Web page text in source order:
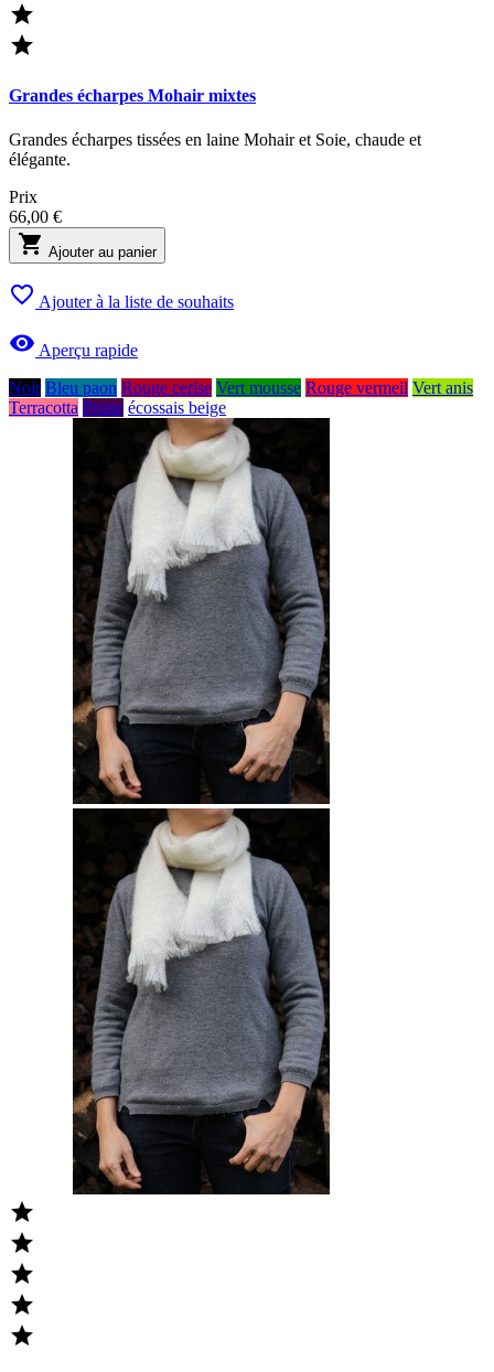


Grandes écharpes Mohair mixtes
Grandes écharpes tissées en laine Mohair et Soie, chaude et
élégante.
Prix
66,00 €
 Ajouter au panier
 Ajouter à la liste de souhaits
 Aperçu rapide
Noir Bleu paon Rouge cerise Vert mousse Rouge vermeil Vert anis
Terracotta Prune écossais beige




